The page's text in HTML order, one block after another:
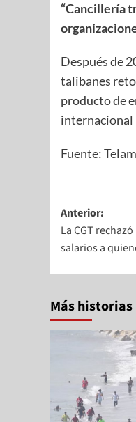
“Cancillería
Después de
talibanes
producto de
internacional
Fuente: Telam
Anterior:
La CGT
salarios a
Más historias